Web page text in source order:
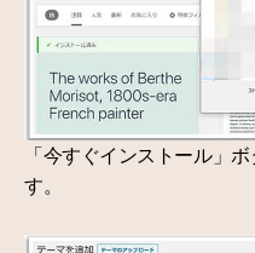
「今すぐインストール」
す。